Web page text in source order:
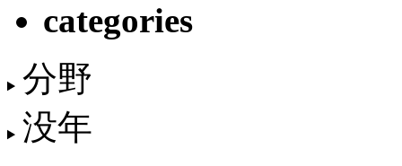
categories
分野
没年